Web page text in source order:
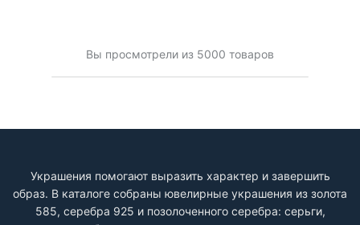
Украшения помогают выразить характер и завершить
образ. В каталоге собраны ювелирные украшения из золота
585, серебра 925 и позолоченного серебра: серьги,
Вы просмотрели из 5000 товаров